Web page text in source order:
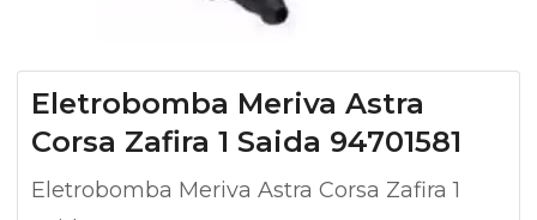
Eletrobomba Meriva Astra
Corsa Zafira 1 Saida 94701581
Eletrobomba Meriva Astra Corsa Zafira 1